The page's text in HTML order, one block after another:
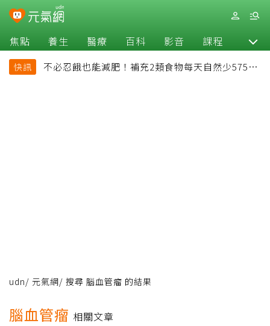
焦點 養生 醫療 百科 影音 課程 退休
快訊
不必忍餓也能減肥！補充2類食物每天自然少575大
udn/ 元氣網/ 搜尋 腦血管瘤 的結果
腦血管瘤 相關文章